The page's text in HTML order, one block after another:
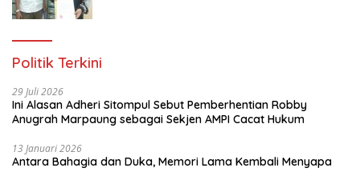
Politik Terkini
29 Juli 2026
Ini Alasan Adheri Sitompul Sebut Pemberhentian Robby
Anugrah Marpaung sebagai Sekjen AMPI Cacat Hukum
13 Januari 2026
Antara Bahagia dan Duka, Memori Lama Kembali Menyapa